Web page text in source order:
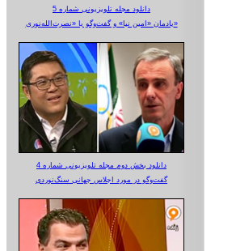
دانلود مجله تلویزیونی شماره 5
یادمان «امین نیا» و گفت‌وگو با «نصرت‌الله‌نوری»
دانلود بخش دوم مجله تلویزیونی شماره 4
گفت‌وگو در مورد اجلاس جهانی سنگ‌نوردی